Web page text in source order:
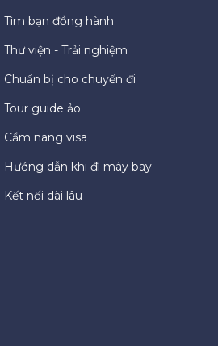
Tìm bạn đồng hành
Thư viện - Trải nghiệm
Chuẩn bị cho chuyến đi
Tour guide ảo
Cẩm nang visa
Hướng dẫn khi đi máy bay
Kết nối dài lâu